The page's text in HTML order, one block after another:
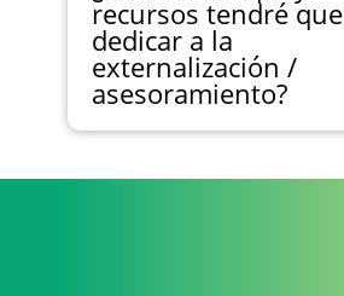
recursos tendré que
dedicar a la
externalización /
asesoramiento?